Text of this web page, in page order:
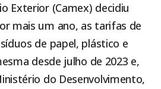
Exterior (Camex) decidiu
mais um ano, as tarifas de
de papel, plástico e
desde julho de 2023 e,
do Desenvolvimento,